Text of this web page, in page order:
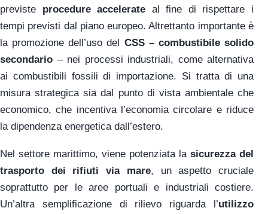
previste procedure accelerate al fine di rispettare i
tempi previsti dal piano europeo. Altrettanto importante è
la promozione dell’uso del CSS – combustibile solido
secondario – nei processi industriali, come alternativa
ai combustibili fossili di importazione. Si tratta di una
misura strategica sia dal punto di vista ambientale che
economico, che incentiva l’economia circolare e riduce
la dipendenza energetica dall’estero.
Nel settore marittimo, viene potenziata la sicurezza del
trasporto dei rifiuti via mare, un aspetto cruciale
soprattutto per le aree portuali e industriali costiere.
Un’altra semplificazione di rilievo riguarda l’utilizzo